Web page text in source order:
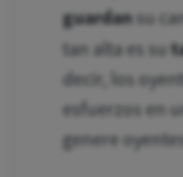
guardan su
tan alta es su
decir, los
esfuerzos en
genere